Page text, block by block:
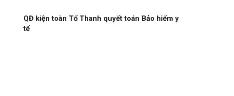
QĐ kiện toàn Tổ Thanh quyết toán Bảo hiểm y
tế